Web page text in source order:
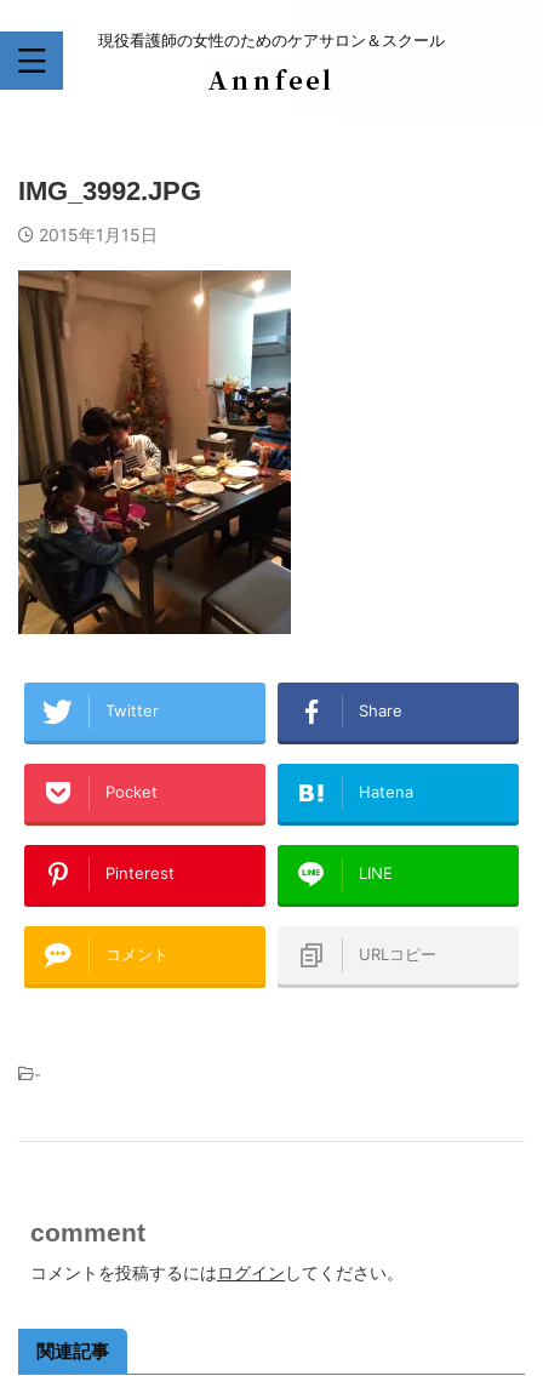
現役看護師の女性のためのケアサロン＆スクール
IMG_3992.JPG
2015年1月15日
Twitter Share
Pocket Hatena
Pinterest LINE
コメント URLコピー
-
comment
コメントを投稿するにはログイン してください。
関連記事